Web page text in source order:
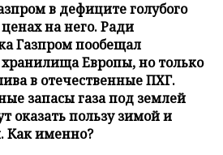
в дефиците голубого
на него. Ради
Газпром пообещал
хранилища Европы, но только
в отечественные ПХГ.
запасы газа под землей
оказать пользу зимой и
Как именно?